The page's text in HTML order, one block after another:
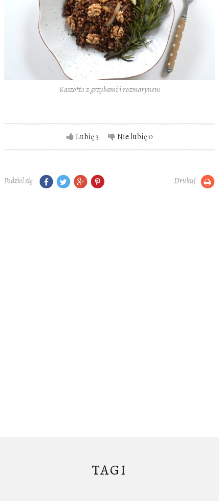
Kaszotto z grzybami i rozmarynem
Lubię3 Nie lubię0
Podziel się Drukuj
TAGI